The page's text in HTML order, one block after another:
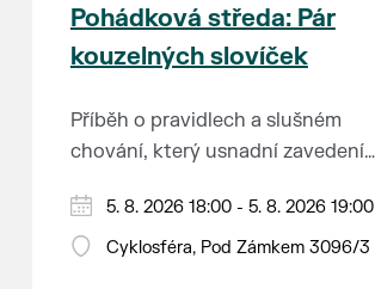
Pohádková středa: Pár
kouzelných slovíček
Příběh o pravidlech a slušném
chování, který usnadní zavedení
nové prostředí.
Hraje se jen za příznivého počasí.
Vstupné dobrovolné.
5. 8. 2026 18:00 - 5. 8. 2026 19:00
Cyklosféra, Pod Zámkem 3096/3